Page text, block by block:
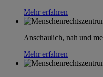
Mehr erfahren
Anschaulich, nah und
Mehr erfahren